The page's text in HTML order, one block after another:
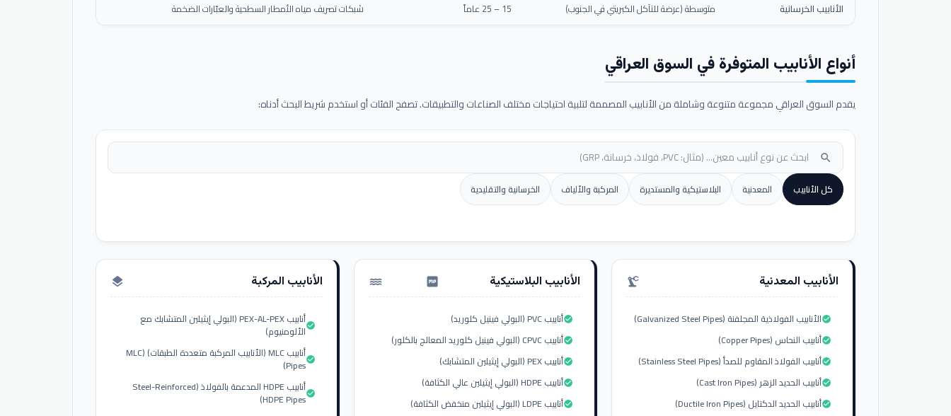
الأنابيب الخرسانية
متوسطة (عرضة للتآكل الكبريتي في الجنوب) 15 – 25 عاماً شبكات تصريف مياه الأمطار السطحية والعبّارات الضخمة
أنواع الأنابيب المتوفرة في السوق العراقي
يقدم السوق العراقي مجموعة متنوعة وشاملة من الأنابيب المصممة لتلبية احتياجات مختلف الصناعات والتطبيقات. تصفح الفئات أو استخدم شريط البحث أدناه:
search
كل الأنابيب المعدنية البلاستيكية والمستديرة المركبة والألياف الخرسانية والتقليدية
الأنابيب المعدنية precision_manufacturing
الأنابيب الفولاذية المجلفنة (Galvanized Steel Pipes)check_circle
أنابيب النحاس (Copper Pipes)check_circle
أنابيب الفولاذ المقاوم للصدأ (Stainless Steel Pipes)check_circle
أنابيب الحديد الزهر (Cast Iron Pipes)check_circle
أنابيب الحديد الدكتايل (Ductile Iron Pipes)check_circle
الأنابيب البلاستيكية water_pump
أنابيب PVC (البولي فينيل كلوريد)check_circle
أنابيب CPVC (البولي فينيل كلوريد المعالج بالكلور)check_circle
أنابيب PEX (البولي إيثيلين المتشابك)check_circle
أنابيب HDPE (البولي إيثيلين عالي الكثافة)check_circle
أنابيب LDPE (البولي إيثيلين منخفض الكثافة)check_circle
الأنابيب المركبة layers
أنابيب PEX-AL-PEX (البولي إيثيلين المتشابك مع
الألومنيوم)check_circle
أنابيب MLC (الأنابيب المركبة متعددة الطبقات) (MLC
Pipes)check_circle
أنابيب HDPE المدعمة بالفولاذ (Steel-Reinforced
HDPE Pipes)check_circle